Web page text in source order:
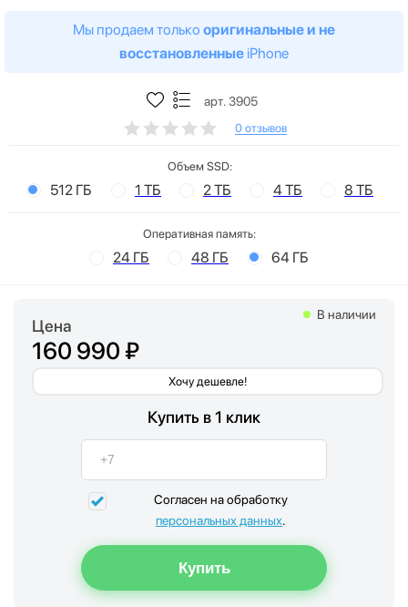
Мы продаем только оригинальные и не
восстановленные iPhone
арт. 3905
0 отзывов
Объем SSD:
512 ГБ 1 ТБ 2 ТБ 4 ТБ 8 ТБ
Оперативная память:
24 ГБ 48 ГБ 64 ГБ
Цена
160 990 ₽
Хочу дешевле!
В наличии
Купить в 1 клик
Согласен на обработку
персональных данных.